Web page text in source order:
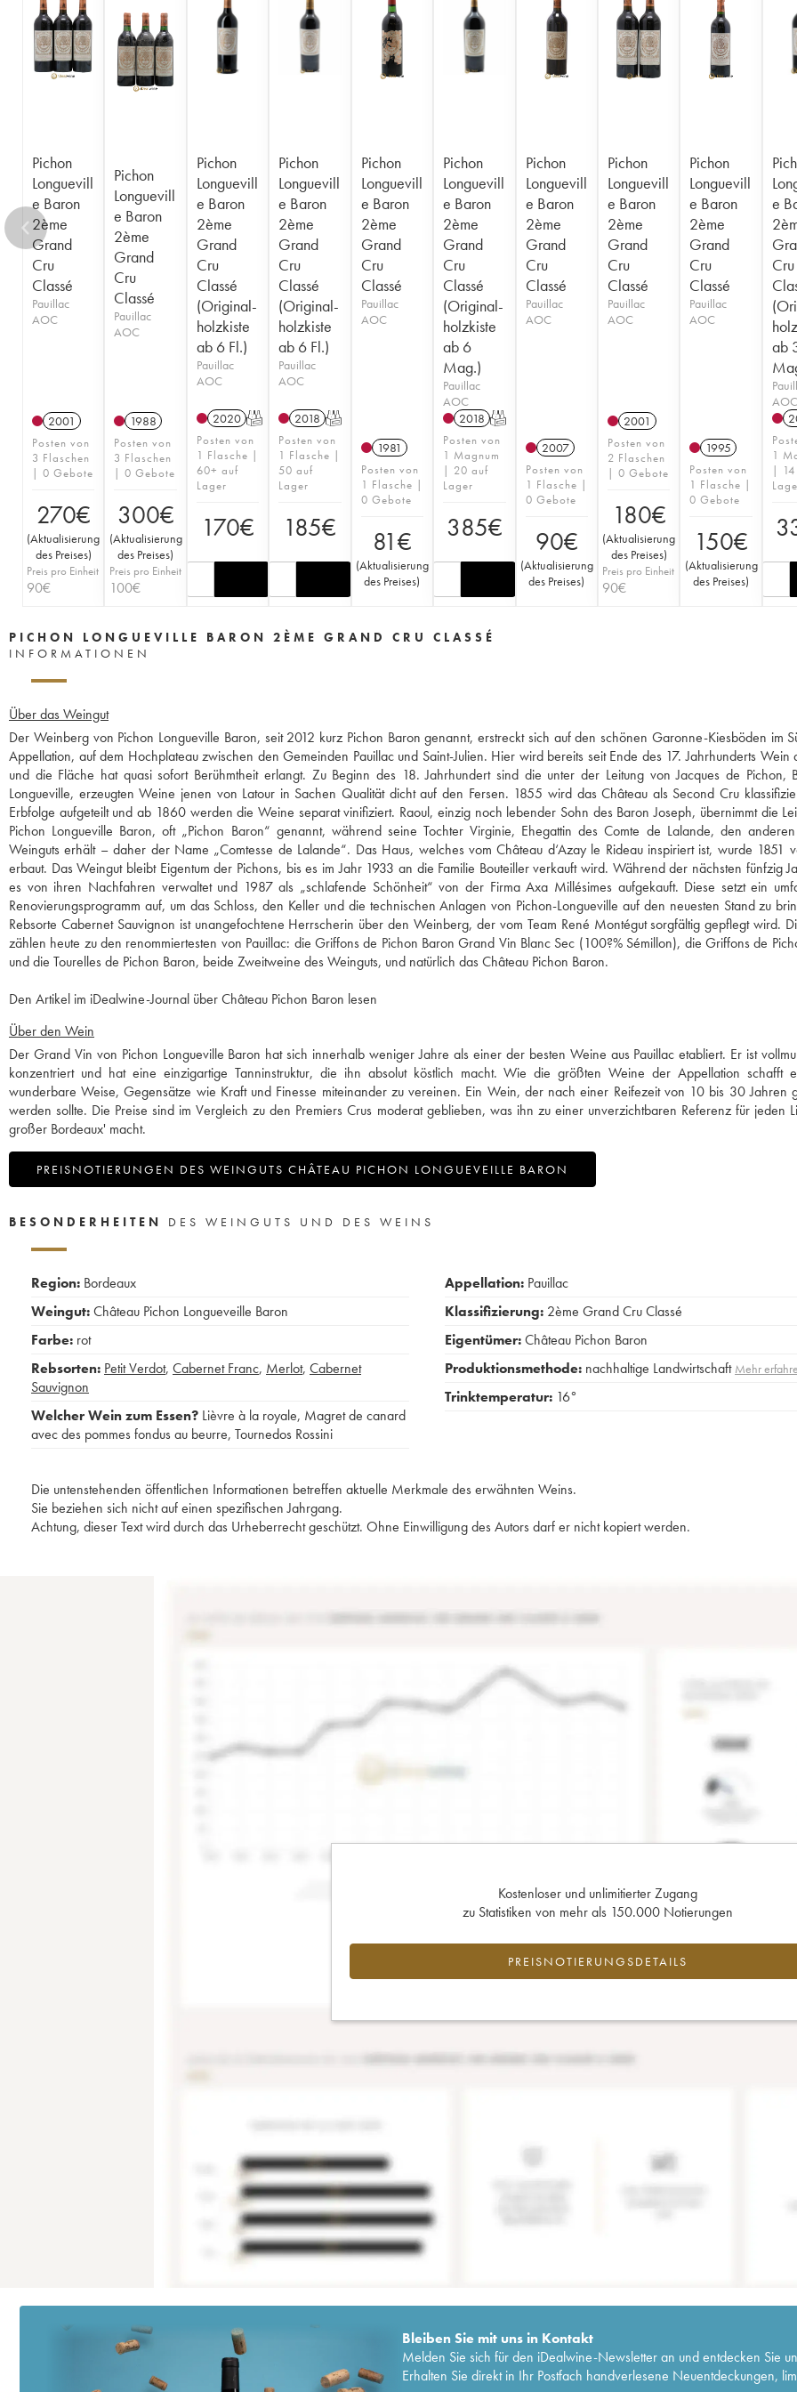
1956
1955 1954 1953
1952
1950
1949 1948 1947
1943
1940 1938 1936
1928
Pichon
Longuevill
e Baron
2ème
Grand
Cru
Classé
Pauillac
AOC
2001
Posten von
3 Flaschen
| 0 Gebote
270€
(Aktualisierung
des Preises)
Preis pro Einheit
90€
Pichon
Longuevill
e Baron
2ème
Grand
Cru
Classé
Pauillac
AOC
1988
Posten von
3 Flaschen
| 0 Gebote
300€
(Aktualisierung
des Preises)
Preis pro Einheit
100€
Pichon
Longuevill
e Baron
2ème
Grand
Cru
Classé
(Original-
holzkiste
ab 6 Fl.)
Pauillac
AOC
2020 T
Posten von
1 Flasche |
60+ auf
Lager
170€
Pichon
Longuevill
e Baron
2ème
Grand
Cru
Classé
(Original-
holzkiste
ab 6 Fl.)
Pauillac
AOC
2018 T
Posten von
1 Flasche |
50 auf
Lager
185€
Pichon
Longuevill
e Baron
2ème
Grand
Cru
Classé
Pauillac
AOC
1981
Posten von
1 Flasche |
0 Gebote
81€
(Aktualisierung
des Preises)
Pichon
Longuevill
e Baron
2ème
Grand
Cru
Classé
(Original-
holzkiste
ab 6
Mag.)
Pauillac
AOC
2018 T
Posten von
1 Magnum
| 20 auf
Lager
385€
Pichon
Longuevill
e Baron
2ème
Grand
Cru
Classé
Pauillac
AOC
2007
Posten von
1 Flasche |
0 Gebote
90€
(Aktualisierung
des Preises)
Pichon
Longuevill
e Baron
2ème
Grand
Cru
Classé
Pauillac
AOC
2001
Posten von
2 Flaschen
| 0 Gebote
180€
(Aktualisierung
des Preises)
Preis pro Einheit
90€
Pichon
Longuevill
e Baron
2ème
Grand
Cru
Classé
Pauillac
AOC
1995
Posten von
1 Flasche |
0 Gebote
150€
(Aktualisierung
des Preises)
e
Cru
ab
AOC
1
|
PICHON LONGUEVILLE BARON 2ÈME GRAND CRU CLASSÉ
INFORMATIONEN
Über das Weingut
Der Weinberg von Pichon Longueville Baron, seit 2012 kurz Pichon Baron genannt, erstreckt sich auf den schönen Garonne-Kiesböden im
Appellation, auf dem Hochplateau zwischen den Gemeinden Pauillac und Saint-Julien. Hier wird bereits seit Ende des 17. Jahrhunderts Wein
und die Fläche hat quasi sofort Berühmtheit erlangt. Zu Beginn des 18. Jahrhundert sind die unter der Leitung von Jacques de Pichon,
Longueville, erzeugten Weine jenen von Latour in Sachen Qualität dicht auf den Fersen. 1855 wird das Château als Second Cru
Erbfolge aufgeteilt und ab 1860 werden die Weine separat vinifiziert. Raoul, einzig noch lebender Sohn des Baron Joseph, übernimmt die
Pichon Longueville Baron, oft „Pichon Baron“ genannt, während seine Tochter Virginie, Ehegattin des Comte de Lalande, den
Weinguts erhält – daher der Name „Comtesse de Lalande“. Das Haus, welches vom Château d‘Azay le Rideau inspiriert ist, wurde 1851
erbaut. Das Weingut bleibt Eigentum der Pichons, bis es im Jahr 1933 an die Familie Bouteiller verkauft wird. Während der nächsten fünfzig
es von ihren Nachfahren verwaltet und 1987 als „schlafende Schönheit“ von der Firma Axa Millésimes aufgekauft. Diese setzt ein
Renovierungsprogramm auf, um das Schloss, den Keller und die technischen Anlagen von Pichon-Longueville auf den neuesten Stand zu
Rebsorte Cabernet Sauvignon ist unangefochtene Herrscherin über den Weinberg, der vom Team René Montégut sorgfältig gepflegt wird.
zählen heute zu den renommiertesten von Pauillac: die Griffons de Pichon Baron Grand Vin Blanc Sec (100?% Sémillon), die Griffons de
und die Tourelles de Pichon Baron, beide Zweitweine des Weinguts, und natürlich das Château Pichon Baron.
Den Artikel im iDealwine-Journal über Château Pichon Baron lesen
Über den Wein
Der Grand Vin von Pichon Longueville Baron hat sich innerhalb weniger Jahre als einer der besten Weine aus Pauillac etabliert. Er ist
konzentriert und hat eine einzigartige Tanninstruktur, die ihn absolut köstlich macht. Wie die größten Weine der Appellation schafft
wunderbare Weise, Gegensätze wie Kraft und Finesse miteinander zu vereinen. Ein Wein, der nach einer Reifezeit von 10 bis 30 Jahren
werden sollte. Die Preise sind im Vergleich zu den Premiers Crus moderat geblieben, was ihn zu einer unverzichtbaren Referenz für jeden
großer Bordeaux' macht.
PREISNOTIERUNGEN DES WEINGUTS CHÂTEAU PICHON LONGUEVEILLE BARON
BESONDERHEITEN DES WEINGUTS UND DES WEINS
Region: Bordeaux
Weingut:Château Pichon Longueveille Baron
Farbe: rot
Rebsorten: Petit Verdot, Cabernet Franc, Merlot, Cabernet
Sauvignon
Welcher Wein zum Essen? Lièvre à la royale, Magret de canard
avec des pommes fondus au beurre, Tournedos Rossini
Appellation: Pauillac
Klassifizierung: 2ème Grand Cru Classé
Eigentümer:Château Pichon Baron
Produktionsmethode: nachhaltige Landwirtschaft Mehr
Trinktemperatur: 16°
Die untenstehenden öffentlichen Informationen betreffen aktuelle Merkmale des erwähnten Weins.
Sie beziehen sich nicht auf einen spezifischen Jahrgang.
Achtung, dieser Text wird durch das Urheberrecht geschützt. Ohne Einwilligung des Autors darf er nicht kopiert werden.
Kostenloser und unlimitierter Zugang
zu Statistiken von mehr als 150.000 Notierungen
PREISNOTIERUNGSDETAILS
Bleiben Sie mit uns in Kontakt
Melden Sie sich für den iDealwine-Newsletter an und entdecken Sie
Erhalten Sie direkt in Ihr Postfach handverlesene Neuentdeckungen,